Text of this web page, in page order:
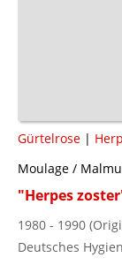
Gürtelrose |
Moulage /
"Herpes
1980 - 1990
Deutsches